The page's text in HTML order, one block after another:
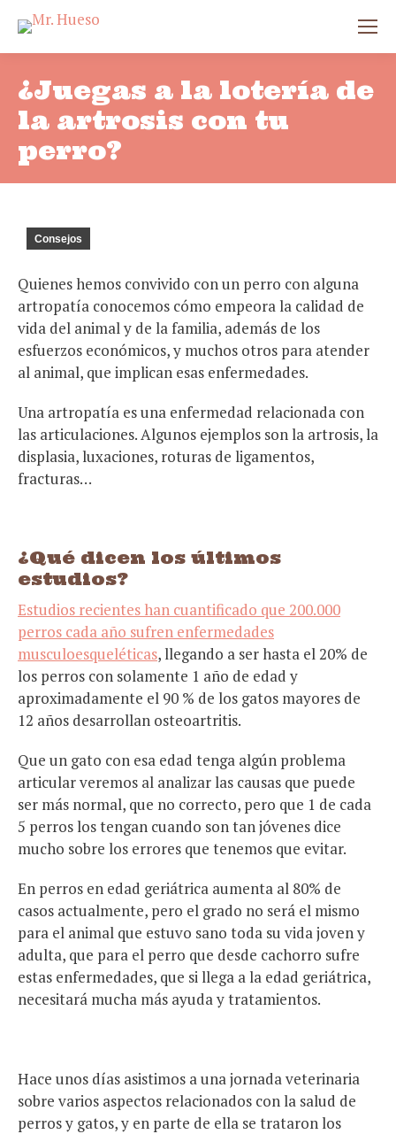
¿Juegas a la lotería de
la artrosis con tu
perro?
Consejos
Quienes hemos convivido con un perro con alguna
artropatía conocemos cómo empeora la calidad de
vida del animal y de la familia, además de los
esfuerzos económicos, y muchos otros para atender
al animal, que implican esas enfermedades.
Una artropatía es una enfermedad relacionada con
las articulaciones. Algunos ejemplos son la artrosis, la
displasia, luxaciones, roturas de ligamentos,
fracturas…
¿Qué dicen los últimos
estudios?
Estudios recientes han cuantificado que 200.000
perros cada año sufren enfermedades
musculoesqueléticas, llegando a ser hasta el 20% de
los perros con solamente 1 año de edad y
aproximadamente el 90 % de los gatos mayores de
12 años desarrollan osteoartritis.
Que un gato con esa edad tenga algún problema
articular veremos al analizar las causas que puede
ser más normal, que no correcto, pero que 1 de cada
5 perros los tengan cuando son tan jóvenes dice
mucho sobre los errores que tenemos que evitar.
En perros en edad geriátrica aumenta al 80% de
casos actualmente, pero el grado no será el mismo
para el animal que estuvo sano toda su vida joven y
adulta, que para el perro que desde cachorro sufre
estas enfermedades, que si llega a la edad geriátrica,
necesitará mucha más ayuda y tratamientos.
Hace unos días asistimos a una jornada veterinaria
sobre varios aspectos relacionados con la salud de
perros y gatos, y en parte de ella se trataron los